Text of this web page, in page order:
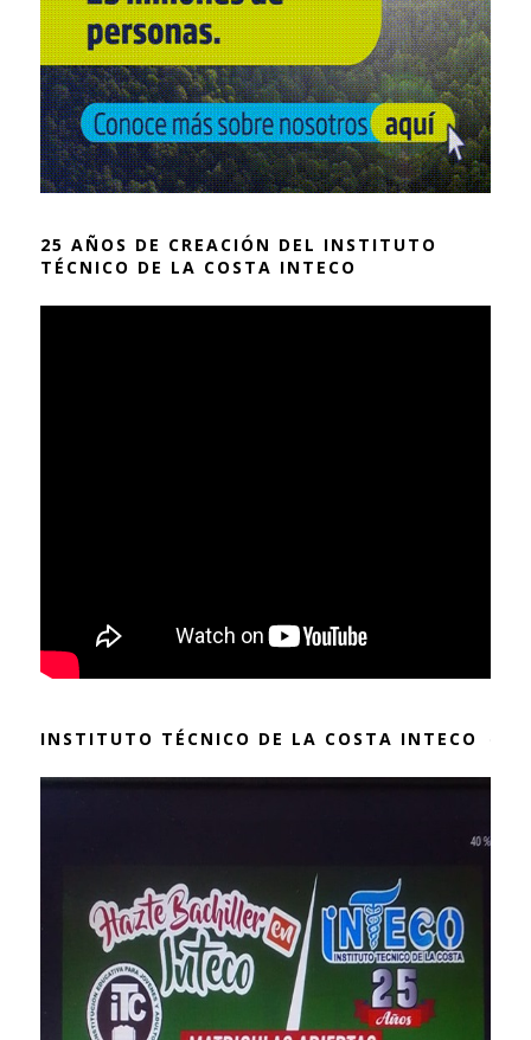
25 AÑOS DE CREACIÓN DEL INSTITUTO
TÉCNICO DE LA COSTA INTECO
INSTITUTO TÉCNICO DE LA COSTA INTECO